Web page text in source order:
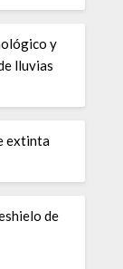
y
lluvias
extinta
de